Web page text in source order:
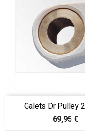
Galets Dr Pulley
Prix
69,95 €